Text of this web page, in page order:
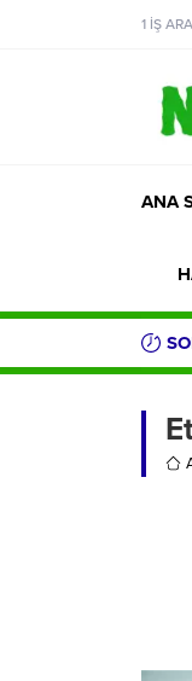
1 İŞ ARA
ANA